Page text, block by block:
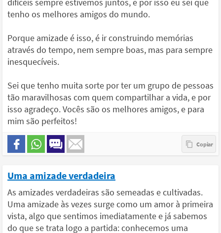
tenho os melhores amigos do mundo.
Porque amizade é isso, é ir construindo memórias
através do tempo, nem sempre boas, mas para sempre
inesquecíveis.
Sei que tenho muita sorte por ter um grupo de pessoas
tão maravilhosas com quem compartilhar a vida, e por
isso agradeço. Vocês são os melhores amigos, e para
mim são perfeitos!
Uma amizade verdadeira
As amizades verdadeiras são semeadas e cultivadas.
Uma amizade às vezes surge como um amor à primeira
vista, algo que sentimos imediatamente e já sabemos
do que se trata logo a partida: conhecemos uma